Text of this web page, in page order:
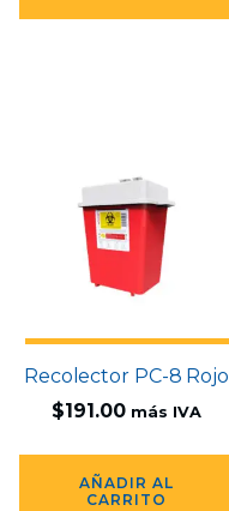
Recolector PC-8 Rojo
$191.00 más IVA
AÑADIR AL
CARRITO